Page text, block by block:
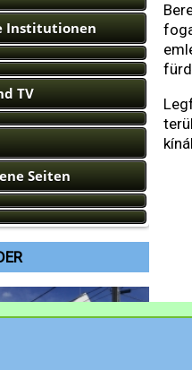
Institutionen
TV
Seiten